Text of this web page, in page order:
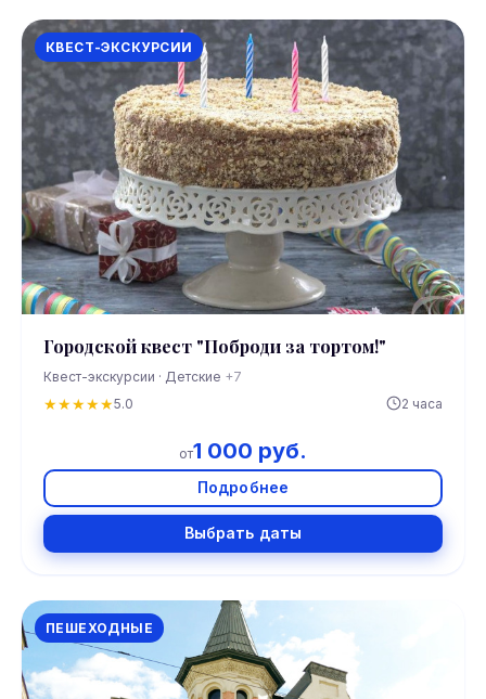
КВЕСТ-ЭКСКУРСИИ
Городской квест "Поброди за тортом!"
Квест-экскурсии · Детские +7
★★★★★5.0 2 часа
от1 000 руб.
Подробнее
Выбрать даты
ПЕШЕХОДНЫЕ